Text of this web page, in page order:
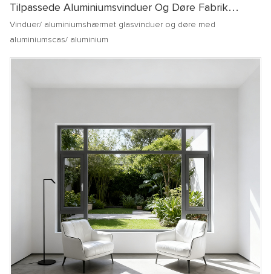
Tilpassede Aluminiumsvinduer Og Døre Fabrik
Dobbelt Tempereret Glas Casement Window
Aluminium Casement Windows
Vinduer/ aluminiumshærmet glasvinduer og døre med
aluminiumscas/ aluminium